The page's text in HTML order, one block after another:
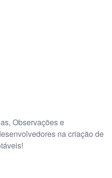
Observações e
na criação de